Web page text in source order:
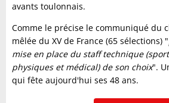
avants toulonnais.
Comme le précise le communiqué du
mêlée du XV de France (65 sélections) "
mise en place du staff technique
physiques et médical) de son choix".
qui fête aujourd'hui ses 48 ans.